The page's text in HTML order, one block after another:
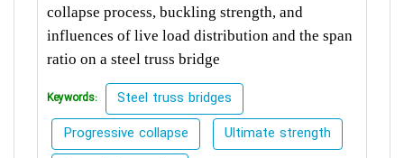
collapse process, buckling strength, and
influences of live load distribution and the span
ratio on a steel truss bridge
Keywords:
Steel truss bridges
Progressive collapse
Ultimate strength